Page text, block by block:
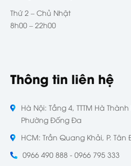
Thứ 2 – Chủ Nhật
8h00 – 22h00
Thông tin liên hệ
Hà Nội: Tầng 4, TTTM Hà
Phường Đống Đa
HCM: Trần Quang Khải, P. Tân
0966 490 888 - 0966 795 333